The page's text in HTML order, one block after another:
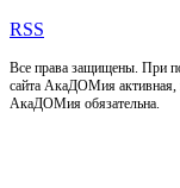
RSS
Все права защищены. При
сайта АкаДОМия активная,
АкаДОМия обязательна.